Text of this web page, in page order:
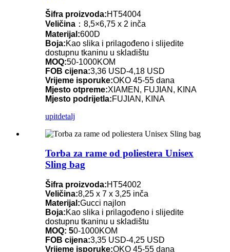
Šifra proizvoda:HT54004
Veličina ：8,5×6,75 x 2 inča
Materijal:600D
Boja:Kao slika i prilagođeno i slijedite
dostupnu tkaninu u skladištu
MOQ:50-1000KOM
FOB cijena:3,36 USD-4,18 USD
Vrijeme isporuke:OKO 45-55 dana
Mjesto otpreme:XIAMEN, FUJIAN, KINA
Mjesto podrijetla:FUJIAN, KINA
upitdetalj
Torba za rame od poliestera Unisex
Sling bag
Šifra proizvoda:HT54002
Veličina:8,25 x 7 x 3,25 inča
Materijal:Gucci najlon
Boja:Kao slika i prilagođeno i slijedite
dostupnu tkaninu u skladištu
MOQ: 50-1000KOM
FOB cijena:3,35 USD-4,25 USD
Vrijeme isporuke:OKO 45-55 dana